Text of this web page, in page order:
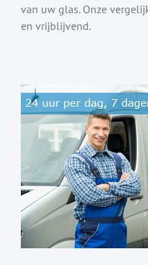
van uw glas. Onze
en vrijblijvend.